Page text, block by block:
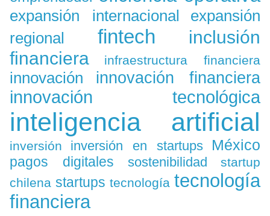
expansión internacional
expansión
regional
fintech
inclusión
financiera
infraestructura financiera
innovación innovación financiera
innovación tecnológica
inteligencia artificial
inversión inversión en startups México
pagos digitales sostenibilidad
startup
chilena startups tecnología tecnología
financiera